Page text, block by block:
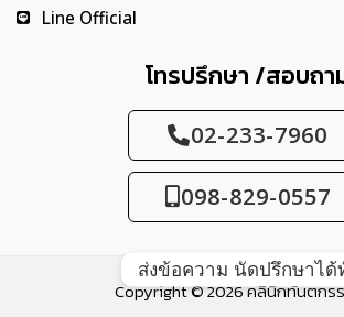
Line Official
โทรปรึกษา /สอบถา
02-233-7960
098-829-0557
Copyright © 2026 คลินิกทันตกร
ส่งข้อความ นัดปรึกษาได้